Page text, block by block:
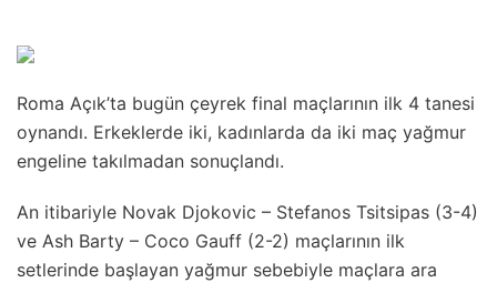
Roma Açık’ta bugün çeyrek final maçlarının ilk 4 tanesi
oynandı. Erkeklerde iki, kadınlarda da iki maç yağmur
engeline takılmadan sonuçlandı.
An itibariyle Novak Djokovic – Stefanos Tsitsipas (3-4)
ve Ash Barty – Coco Gauff (2-2) maçlarının ilk
setlerinde başlayan yağmur sebebiyle maçlara ara